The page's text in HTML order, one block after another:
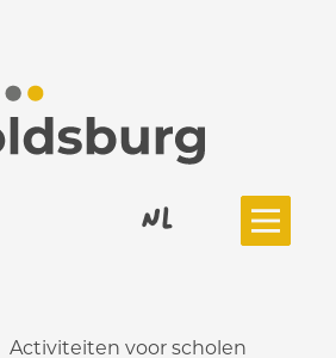
NL Menu
Activiteiten voor scholen